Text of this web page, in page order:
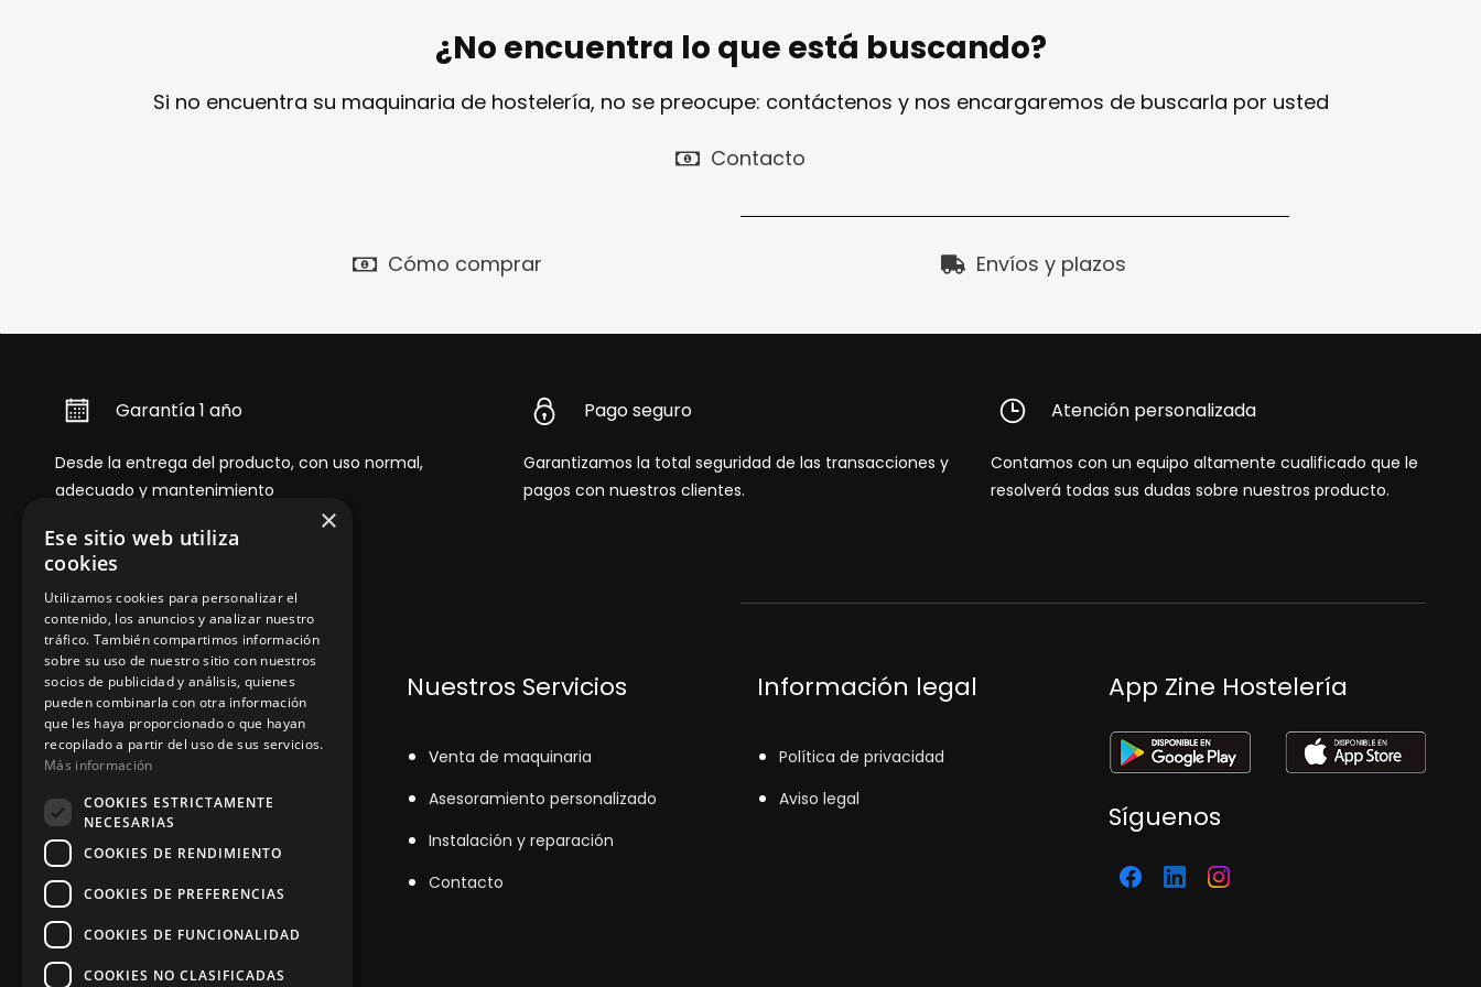
¿No encuentra lo que está buscando?
Si no encuentra su maquinaria de hostelería, no se preocupe: contáctenos y nos encargaremos de buscarla por usted
Contacto
Cómo comprar Envíos y plazos
Garantía 1 año
Desde la entrega del producto, con uso normal,
adecuado y mantenimiento
Pago seguro
Garantizamos la total seguridad de las transacciones y
pagos con nuestros clientes.
Atención personalizada
Contamos con un equipo altamente cualificado que le
resolverá todas sus dudas sobre nuestros producto.
Dónde encontrarnos
+34871043524
zinemarratxi@gmail.com
Balears
Nuestros Servicios
Venta de maquinaria
Asesoramiento personalizado
Instalación y reparación
Contacto
Información legal
Política de privacidad
Aviso legal
App Zine Hostelería
Síguenos
×
Ese sitio web utiliza
cookies
Utilizamos cookies para personalizar el
contenido, los anuncios y analizar nuestro
tráfico. También compartimos información
sobre su uso de nuestro sitio con nuestros
socios de publicidad y análisis, quienes
pueden combinarla con otra información
que les haya proporcionado o que hayan
recopilado a partir del uso de sus servicios.
Más información
COOKIES ESTRICTAMENTE
NECESARIAS
COOKIES DE RENDIMIENTO
COOKIES DE PREFERENCIAS
COOKIES DE FUNCIONALIDAD
COOKIES NO CLASIFICADAS